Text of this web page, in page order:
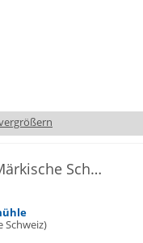
1 Essen & Trinken in Buckow (Märkische Schweiz)
Schweiz)